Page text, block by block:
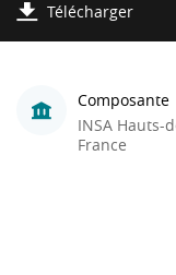
Télécharger
Composante
INSA Hauts-
France